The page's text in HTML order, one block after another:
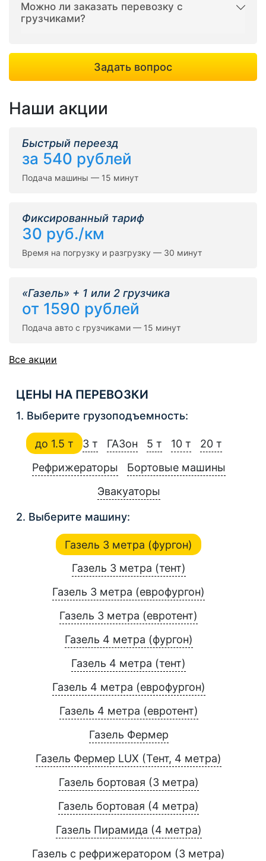
Можно ли заказать перевозку с
грузчиками?
Задать вопрос
Наши акции
Быстрый переезд
за 540 рублей
Подача машины — 15 минут
Фиксированный тариф
30 руб./км
Время на погрузку и разгрузку — 30 минут
«Газель» + 1 или 2 грузчика
от 1590 рублей
Подача авто с грузчиками — 15 минут
Все акции
ЦЕНЫ НА ПЕРЕВОЗКИ
1. Выберите грузоподъемность:
до 1.5 т 3 т ГАЗон 5 т 10 т
20 т
Рефрижераторы
Бортовые машины
Эвакуаторы
2. Выберите машину:
Газель 3 метра (фургон)
Газель 3 метра (тент)
Газель 3 метра (еврофургон)
Газель 3 метра (евротент)
Газель 4 метра (фургон)
Газель 4 метра (тент)
Газель 4 метра (еврофургон)
Газель 4 метра (евротент)
Газель Фермер
Газель Фермер LUX (Тент, 4 метра)
Газель бортовая (3 метра)
Газель бортовая (4 метра)
Газель Пирамида (4 метра)
Газель с рефрижератором (3 метра)